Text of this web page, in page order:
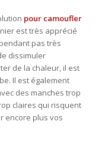
pour camoufler
est très apprécié
pas très
dissimuler
de la chaleur, il est
Il est également
des manches trop
claires qui risquent
encore plus vos